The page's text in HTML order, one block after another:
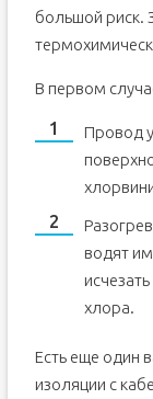
большой риск.
В первом
Провод
водят
хлора.
Есть еще один
изоляции с